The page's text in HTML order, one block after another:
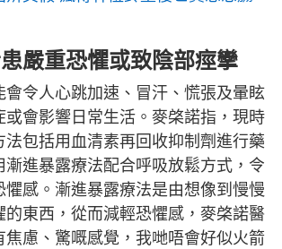
嚴重恐懼或致陰部痙攣
會令人心跳加速、冒汗、慌張及暈眩
或會影響日常生活。麥棨諾指，現時
法包括用血清素再回收抑制劑進行藥
漸進暴露療法配合呼吸放鬆方式，令
懼感。漸進暴露療法是由想像到慢慢
的東西，從而減輕恐懼感，麥棨諾醫
焦慮、驚嘅感覺，我哋唔會好似火箭